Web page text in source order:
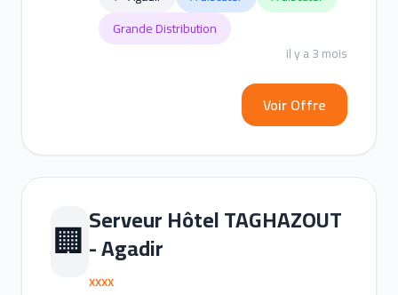
Grande Distribution
il y a 3 mois
Voir Offre
🏢 Serveur Hôtel TAGHAZOUT
- Agadir
xxxx